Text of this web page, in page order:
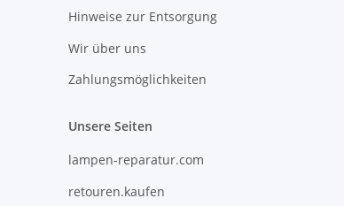
Hinweise zur Entsorgung
Wir über uns
Zahlungsmöglichkeiten
Unsere Seiten
lampen-reparatur.com
retouren.kaufen